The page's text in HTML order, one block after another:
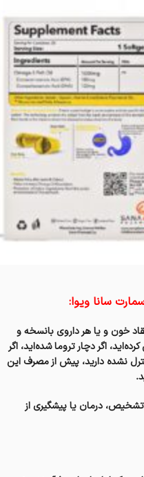
خون و یا هر داروی بانسخه و
اگر دچار تروما شده‌اید، اگر
نشده دارید، پیش از مصرف این
درمان یا پیشگیری از